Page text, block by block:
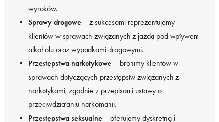
wyroków.
Sprawy drogowe – z sukcesami reprezentujemy
klientów w sprawach związanych z jazdą pod wpływem
alkoholu oraz wypadkami drogowymi.
Przestępstwa narkotykowe – bronimy klientów w
sprawach dotyczących przestępstw związanych z
narkotykami, zgodnie z przepisami ustawy o
przeciwdziałaniu narkomanii.
Przestępstwa seksualne – oferujemy dyskretną i